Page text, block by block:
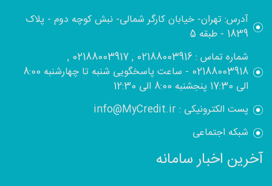
آدرس: تهران- خیابان کارگر شمالی- نبش کوچه دوم - پلاک
1839 - طبقه 5
شماره تماس : 02188003916 , 02188003917 ,
02188003918 - ساعت پاسخگویی شنبه تا چهارشنبه 8:00
الی 17:30 پنجشنبه 8:00 الی 12:30
پست الکترونیکی : info@MyCredit.ir
شبکه اجتماعی
آخرین اخبار سامانه